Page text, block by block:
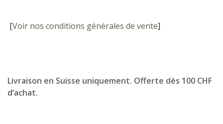
[Voir nos conditions générales de vente]
Livraison en Suisse uniquement. Offerte dès 100 CHF
d’achat.